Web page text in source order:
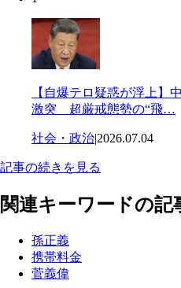
【自爆テロ疑惑が浮上】
激突 超厳戒態勢の“飛…
社会・政治|2026.07.04
記事の続きを見る
関連キーワードの記
孫正義
携帯料金
菅義偉